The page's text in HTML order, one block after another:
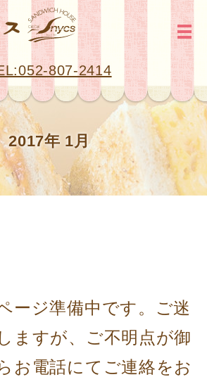
807-2414
メ
2017年 1月
ージ準備中です。ご迷
ますが、ご不明点が御
お電話にてご連絡をお